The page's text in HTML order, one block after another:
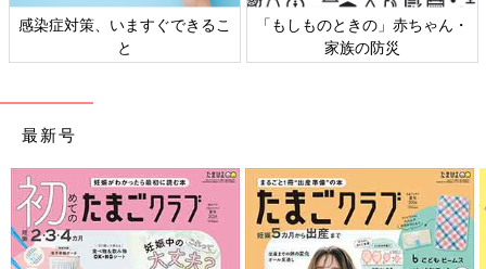
感染症対策、いますぐできるこ
と
「もしものときの」赤ちゃん・
家族の防災
最新号